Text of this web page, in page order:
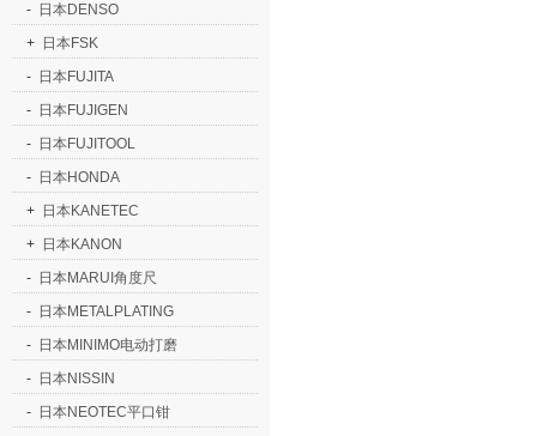
- 日本DENSO
+ 日本FSK
- 日本FUJITA
- 日本FUJIGEN
- 日本FUJITOOL
- 日本HONDA
+ 日本KANETEC
+ 日本KANON
- 日本MARUI角度尺
- 日本METALPLATING
- 日本MINIMO电动打磨
- 日本NISSIN
- 日本NEOTEC平口钳